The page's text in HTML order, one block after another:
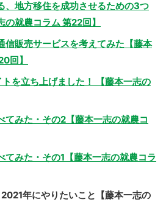
、地方移住を成功させるための3つ
就農コラム 第22回】
信販売サービスを考えてみた【藤本
回】
トを立ち上げました！ 【藤本一志の
てみた・その2【藤本一志の就農コ
てみた・その1【藤本一志の就農コラ
年にやりたいこと【藤本一志の